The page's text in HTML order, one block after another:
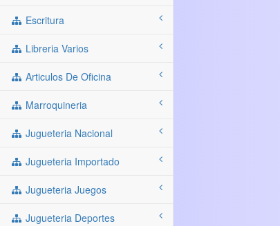
Escritura
Libreria Varios
Articulos De Oficina
Marroquineria
Jugueteria Nacional
Jugueteria Importado
Jugueteria Juegos
Jugueteria Deportes